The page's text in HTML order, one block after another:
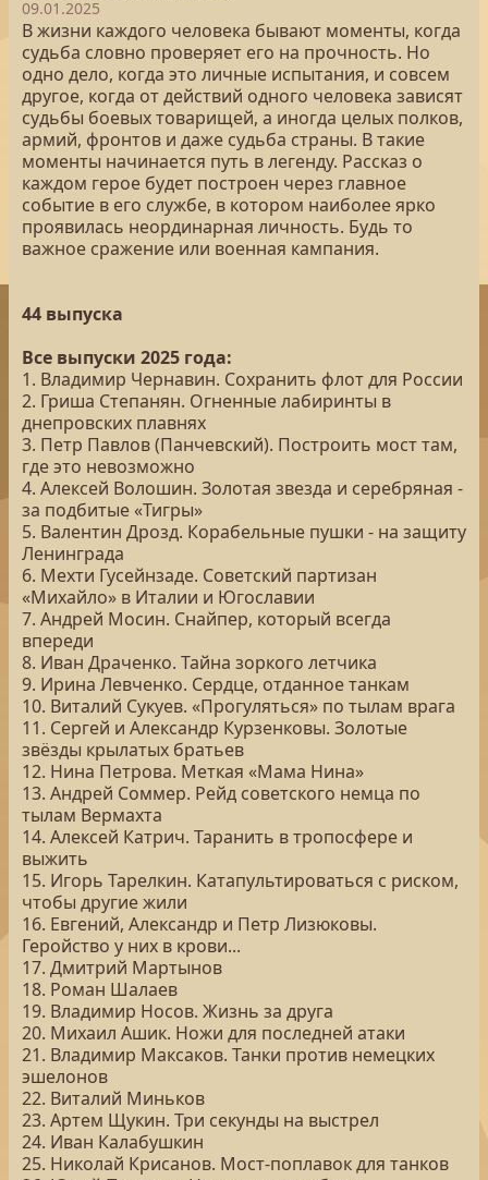
09.01.2025
В жизни каждого человека бывают моменты, когда
судьба словно проверяет его на прочность. Но
одно дело, когда это личные испытания, и совсем
другое, когда от действий одного человека зависят
судьбы боевых товарищей, а иногда целых полков,
армий, фронтов и даже судьба страны. В такие
моменты начинается путь в легенду. Рассказ о
каждом герое будет построен через главное
событие в его службе, в котором наиболее ярко
проявилась неординарная личность. Будь то
важное сражение или военная кампания.
44 выпуска
Все выпуски 2025 года:
1. Владимир Чернавин. Сохранить флот для России
2. Гриша Степанян. Огненные лабиринты в
днепровских плавнях
3. Петр Павлов (Панчевский). Построить мост там,
где это невозможно
4. Алексей Волошин. Золотая звезда и серебряная -
за подбитые «Тигры»
5. Валентин Дрозд. Корабельные пушки - на защиту
Ленинграда
6. Мехти Гусейнзаде. Советский партизан
«Михайло» в Италии и Югославии
7. Андрей Мосин. Снайпер, который всегда
впереди
8. Иван Драченко. Тайна зоркого летчика
9. Ирина Левченко. Сердце, отданное танкам
10. Виталий Сукуев. «Прогуляться» по тылам врага
11. Сергей и Александр Курзенковы. Золотые
звёзды крылатых братьев
12. Нина Петрова. Меткая «Мама Нина»
13. Андрей Соммер. Рейд советского немца по
тылам Вермахта
14. Алексей Катрич. Таранить в тропосфере и
выжить
15. Игорь Тарелкин. Катапультироваться с риском,
чтобы другие жили
16. Евгений, Александр и Петр Лизюковы.
Геройство у них в крови...
17. Дмитрий Мартынов
18. Роман Шалаев
19. Владимир Носов. Жизнь за друга
20. Михаил Ашик. Ножи для последней атаки
21. Владимир Максаков. Танки против немецких
эшелонов
22. Виталий Миньков
23. Артем Щукин. Три секунды на выстрел
24. Иван Калабушкин
25. Николай Крисанов. Мост-поплавок для танков